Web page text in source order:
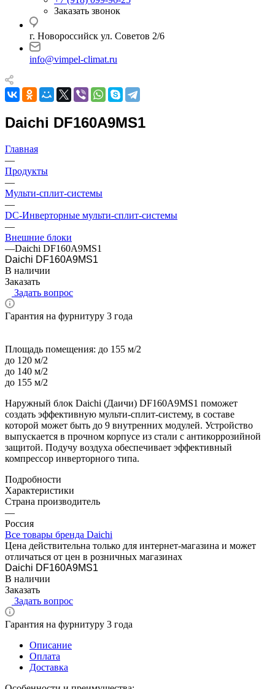
Заказать звонок
г. Новороссийск ул. Советов 2/6
info@vimpel-climat.ru
Daichi DF160A9MS1
Главная
—
Продукты
—
Мульти-сплит-системы
—
DC-Инверторные мульти-сплит-системы
—
Внешние блоки
—Daichi DF160A9MS1
Daichi DF160A9MS1
В наличии
Заказать
Задать вопрос
Гарантия на фурнитуру 3 года
Площадь помещения: до 155 м/2
до 120 м/2
до 140 м/2
до 155 м/2
Наружный блок Daichi (Даичи) DF160A9MS1 поможет
создать эффективную мульти-сплит-систему, в составе
которой может быть до 9 внутренних модулей. Устройство
выпускается в прочном корпусе из стали с антикоррозийной
защитой. Подучу воздуха обеспечивает эффективный
компрессор инверторного типа.
Подробности
Характеристики
Страна производитель
—
Россия
Все товары бренда Daichi
Цена действительна только для интернет-магазина и может
отличаться от цен в розничных магазинах
Daichi DF160A9MS1
В наличии
Заказать
Задать вопрос
Гарантия на фурнитуру 3 года
Описание
Оплата
Доставка